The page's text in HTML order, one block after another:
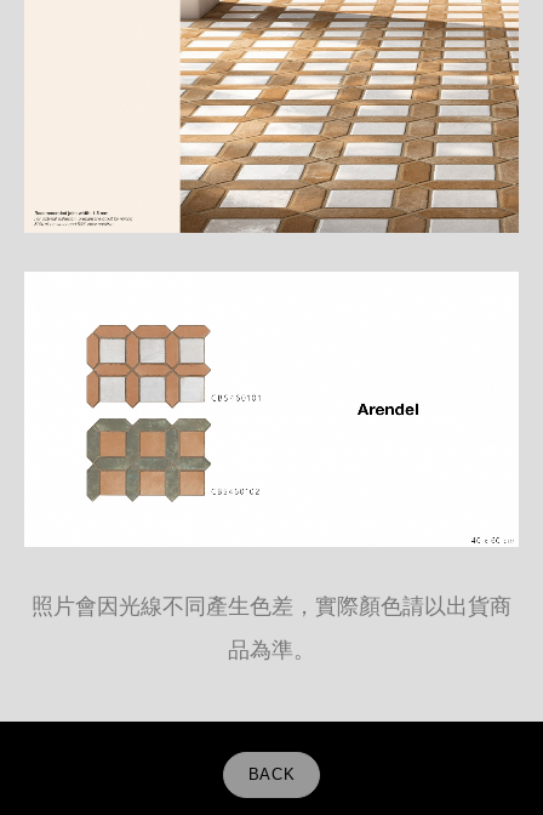
照片會因光線不同產生色差，實際顏色請以出貨商
品為準。
BACK